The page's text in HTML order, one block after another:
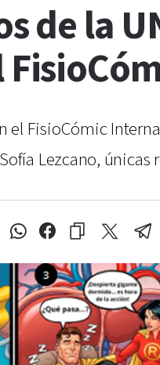
de la
el FisioCómic
Lezcano,